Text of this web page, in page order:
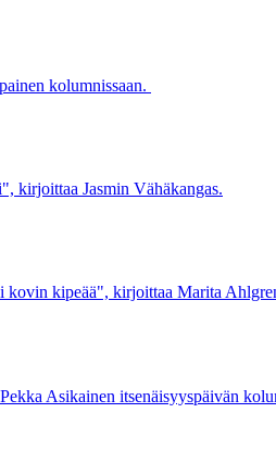
kolumnissaan.
kirjoittaa Jasmin Vähäkangas.
kipeää", kirjoittaa Marita
Asikainen itsenäisyyspäivän